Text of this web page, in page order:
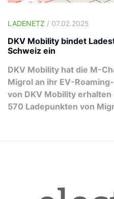
LADENETZ / 07.02.2025
DKV Mobility bindet
Schweiz ein
DKV Mobility hat die M-
Migrol an ihr EV-
von DKV Mobility
570 Ladepunkten von